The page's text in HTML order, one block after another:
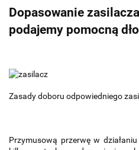
Dopasowanie
podajemy pomocną
Zasady doboru odpowiedniego
Przymusową przerwę w